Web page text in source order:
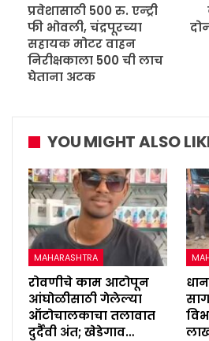
प्रवेशासाठी 500 रु. एन्ट्री
फी भोवली, चंद्रपूरच्या
सहायक मोटर वाहन
निरीक्षकाला 500 ची लाच
घेताना अटक
YOU MIGHT ALSO
MAHARASHTRA
रोवणीचे काम आटोपून
आंघोळीसाठी गेलेल्या
ऑटोचालकाचा तलावात
दुर्दैवी अंत; खेडेगाव…